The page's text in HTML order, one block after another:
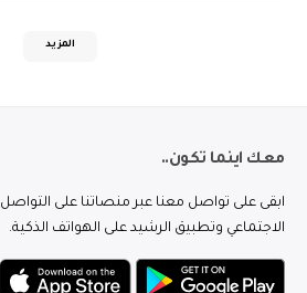
المزيد
معك اينما تكون..
ابقى على تواصل معنا عبر منصاتنا على التواصل
الاجتماعي وتطبيق الرشيد على الهواتف الذكية.